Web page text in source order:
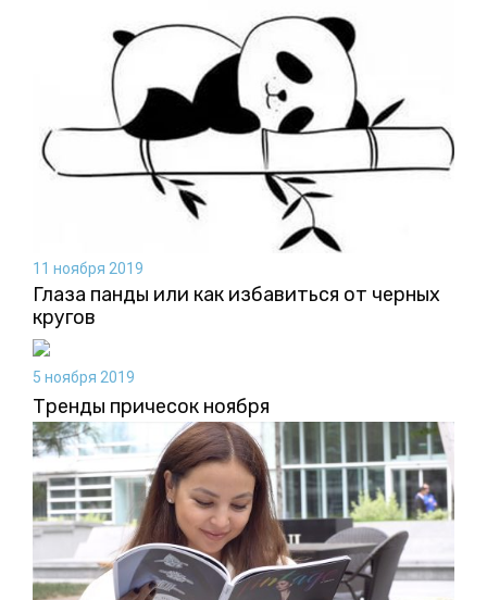
11 ноября 2019
Глаза панды или как избавиться от черных
кругов
5 ноября 2019
Тренды причесок ноября